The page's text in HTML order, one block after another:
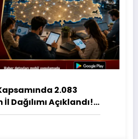
2.083
İl Dağılımı Açıklandı!